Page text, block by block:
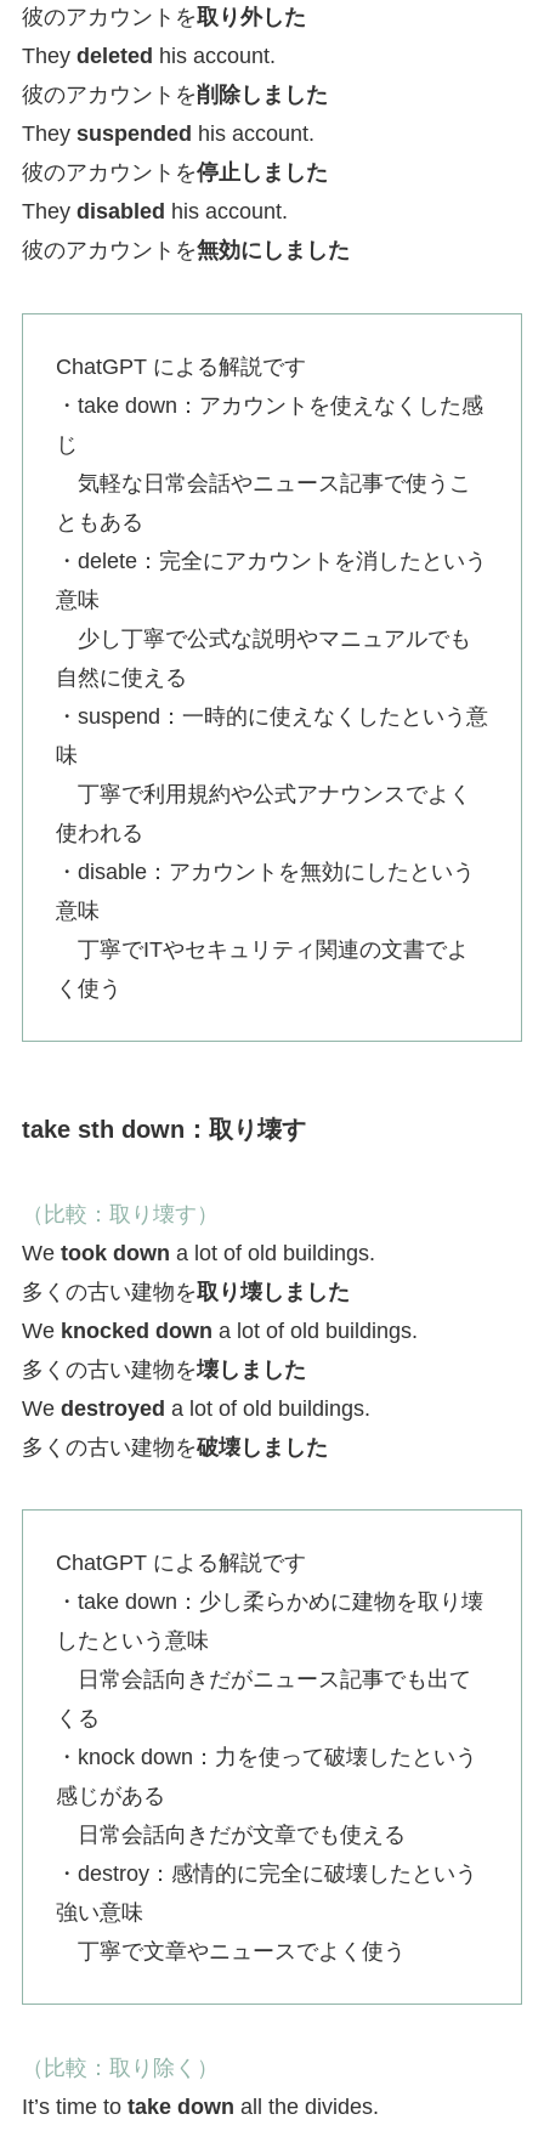
彼のアカウントを取り外した
They deleted his account.
彼のアカウントを削除しました
They suspended his account.
彼のアカウントを停止しました
They disabled his account.
彼のアカウントを無効にしました
ChatGPT による解説です
・take down：アカウントを使えなくした感
じ
気軽な日常会話やニュース記事で使うこ
ともある
・delete：完全にアカウントを消したという
意味
少し丁寧で公式な説明やマニュアルでも
自然に使える
・suspend：一時的に使えなくしたという意
味
丁寧で利用規約や公式アナウンスでよく
使われる
・disable：アカウントを無効にしたという
意味
丁寧でITやセキュリティ関連の文書でよ
く使う
take sth down：取り壊す
（比較：取り壊す）
We took down a lot of old buildings.
多くの古い建物を取り壊しました
We knocked down a lot of old buildings.
多くの古い建物を壊しました
We destroyed a lot of old buildings.
多くの古い建物を破壊しました
ChatGPT による解説です
・take down：少し柔らかめに建物を取り壊
したという意味
日常会話向きだがニュース記事でも出て
くる
・knock down：力を使って破壊したという
感じがある
日常会話向きだが文章でも使える
・destroy：感情的に完全に破壊したという
強い意味
丁寧で文章やニュースでよく使う
（比較：取り除く）
It’s time to take down all the divides.